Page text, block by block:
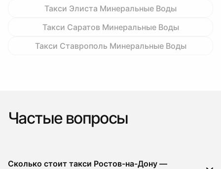
Такси Элиста Минеральные Воды
Такси Саратов Минеральные Воды
Такси Ставрополь Минеральные Воды
Частые вопросы
Сколько стоит такси Ростов-на-Дону —